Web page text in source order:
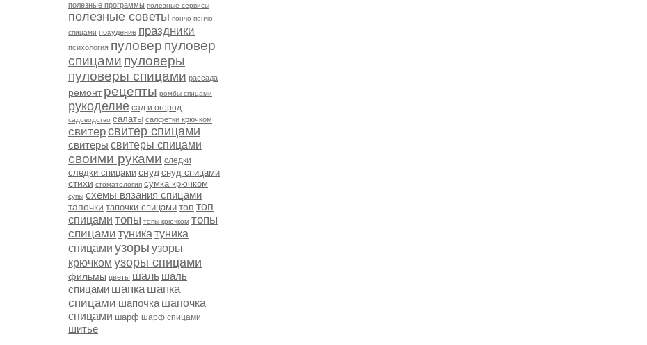
полезные программы полезные сервисы
полезные советы пончо пончо
спицами похудение праздники
психология пуловер пуловер
спицами пуловеры
пуловеры спицами рассада
ремонт рецепты ромбы спицами
рукоделие сад и огород
садоводство салаты салфетки крючком
свитерсвитер спицами
свитеры свитеры спицами
своими руками следки
следки спицами снуд снуд спицами
стихи стоматология сумка крючком
супы схемы вязания спицами
тапочки тапочки спицами топ топ
спицами топы топы крючком топы
спицами туника туника
спицами узоры узоры
крючком узоры спицами
фильмы цветы шаль шаль
спицами шапка шапка
спицами шапочка шапочка
спицами шарф шарф спицами
шитье